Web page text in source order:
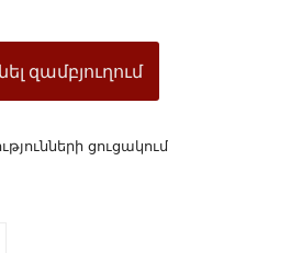
զամբյուղում
ցուցակում